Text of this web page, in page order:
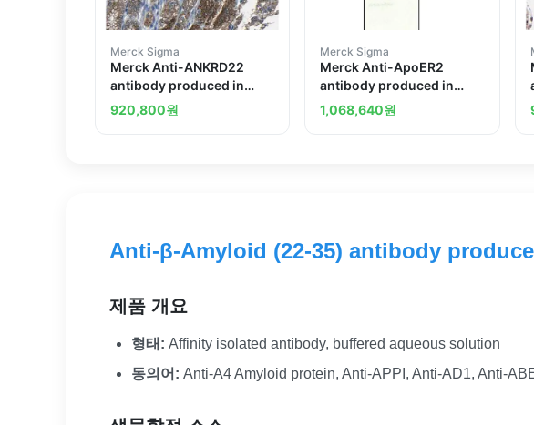
Merck Sigma
Merck Anti-ANKRD22
antibody produced in
rabbit
920,800원
Merck Sigma
Merck Anti-ApoER2
antibody produced in
rabbit
1,068,640원
Anti-β-Amyloid (22-35) antibody
제품 개요
형태: Affinity isolated antibody, buffered aqueous solution
동의어: Anti-A4 Amyloid protein, Anti-APPI, Anti-AD1, Anti-